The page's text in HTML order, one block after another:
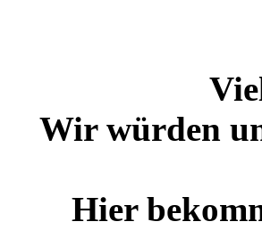
Wir würden
Hier